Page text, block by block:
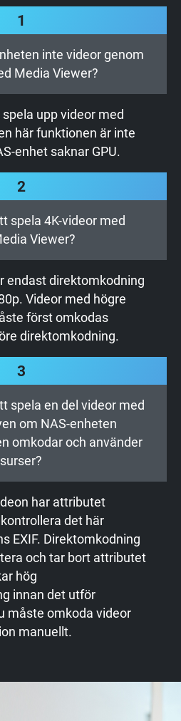
1
inte videor genom
Media Viewer?
spela upp videor med
här funktionen är inte
enhet saknar GPU.
2
spela 4K-videor med
Viewer?
endast direktomkodning
Videor med högre
först omkodas
direktomkodning.
3
spela en del videor med
om NAS-enheten
omkodar och använder
har attributet
det här
EXIF. Direktomkodning
och tar bort attributet
hög
innan det utför
måste omkoda videor
manuellt.